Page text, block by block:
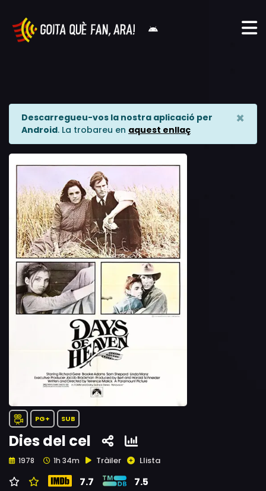
Descarregueu-vos la nostra aplicació per
Android. La trobareu en aquest enllaç
×
PG+ SUB
Dies del cel
1978 1h 34m Tràiler Llista
7.7 7.5